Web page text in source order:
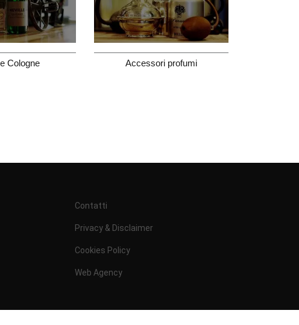
Cologne Accessori profumi
Contatti
Privacy & Disclaimer
Cookies Policy
Web Agency